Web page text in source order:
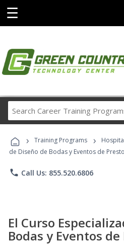
☰
Career
› Training Programs ›
de Diseño de Bodas y Eventos de
phone Call Us: 855.520.6806
El Curso
Bodas y Eventos